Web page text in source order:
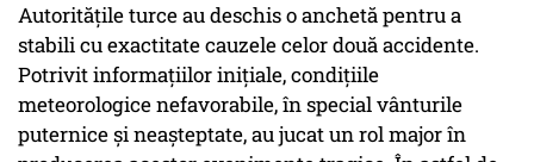
Autoritățile turce au deschis o anchetă pentru a
stabili cu exactitate cauzele celor două accidente.
Potrivit informațiilor inițiale, condițiile
meteorologice nefavorabile, în special vânturile
puternice și neașteptate, au jucat un rol major în